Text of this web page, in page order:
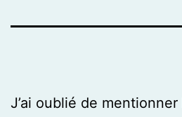
J’ai oublié de